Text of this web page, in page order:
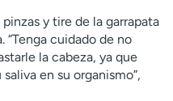
y tire de la garrapata
“Tenga cuidado de no
la cabeza, ya que
en su organismo”,